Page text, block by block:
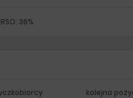
36%
kolejna